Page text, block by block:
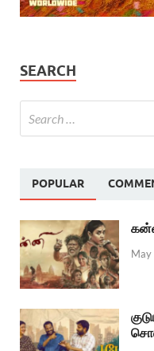
SEARCH
POPULAR